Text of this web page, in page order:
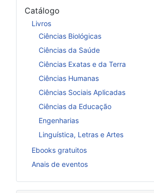
Catálogo
Livros
Ciências Biológicas
Ciências da Saúde
Ciências Exatas e da Terra
Ciências Humanas
Ciências Sociais Aplicadas
Ciências da Educação
Engenharias
Linguística, Letras e Artes
Ebooks gratuitos
Anais de eventos